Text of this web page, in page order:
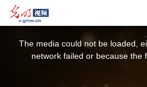
The media could not be loaded,
network failed or because the